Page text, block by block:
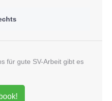
für gute SV-Arbeit gibt es